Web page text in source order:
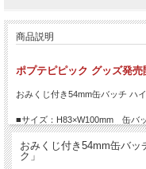
商品説明
ポプテピピック グッズ発売
おみくじ付き54mm缶バッチ ハ
■サイズ：H83×W100mm 缶バ
おみくじ付き54mm缶バッ
ク」